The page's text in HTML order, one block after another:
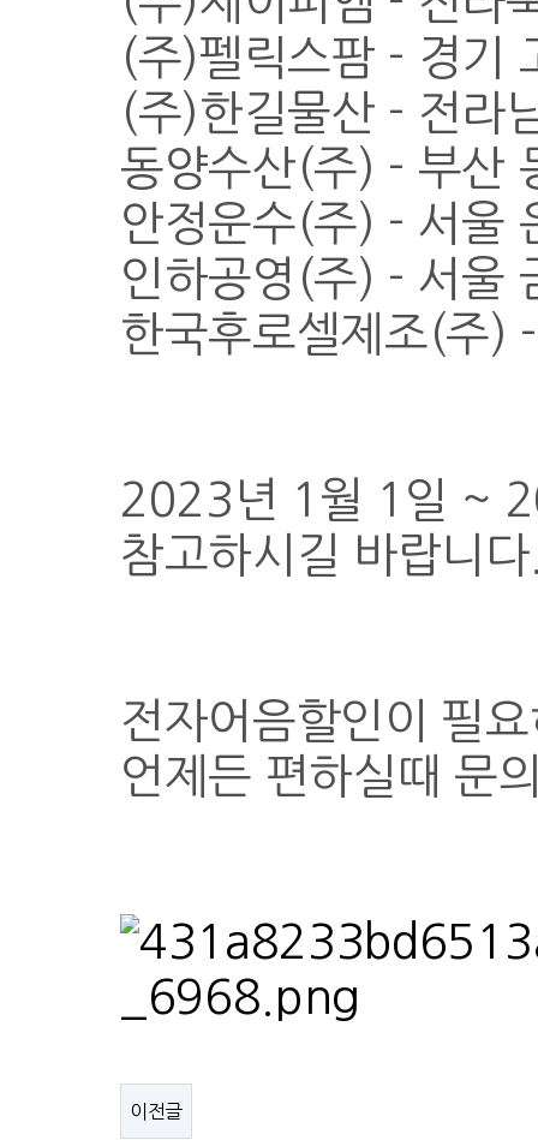
(주)펠릭스팜 - 경기
(주)한길물산 - 전라
동양수산(주) - 부산
안정운수(주) - 서울
인하공영(주) - 서울
한국후로셀제조(주)
2023년 1월 1일 ~
참고하시길 바랍니
전자어음할인이 필
언제든 편하실때 문
이전글